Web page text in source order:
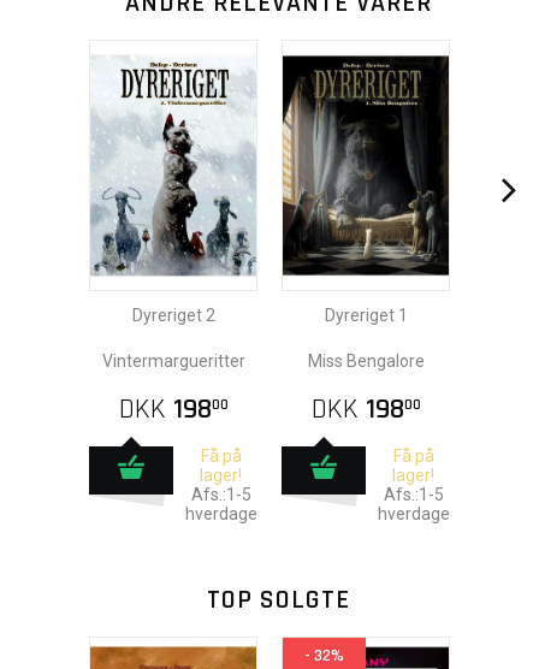
Dyreriget 2
Vintermargueritter
DKK 19800
Få på
lager!
Afs.:1-5
hverdage
Dyreriget 1
Miss Bengalore
DKK 19800
Få på
lager!
Afs.:1-5
hverdage
TOP SOLGTE
- 32%